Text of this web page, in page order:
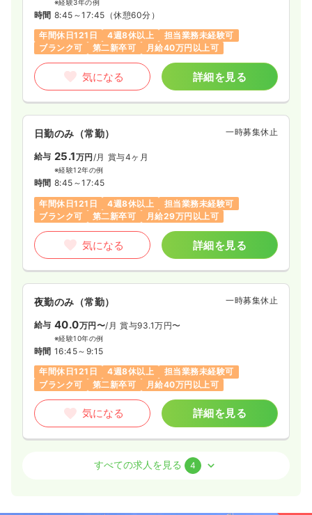
※経験3年の例
時間 8:45～17:45 （休憩60分）
年間休日121日
4週8休以上
担当業務未経験可
ブランク可
第二新卒可 月給40万円以上可
気になる 詳細を見る
日勤のみ（常勤） 一時募集休止
給与 25.1万円/月 賞与4ヶ月
※経験12年の例
時間 8:45～17:45
年間休日121日
4週8休以上
担当業務未経験可
ブランク可
第二新卒可 月給29万円以上可
気になる 詳細を見る
夜勤のみ（常勤） 一時募集休止
給与 40.0万円〜/月 賞与93.1万円〜
※経験10年の例
時間 16:45～9:15
年間休日121日
4週8休以上
担当業務未経験可
ブランク可
第二新卒可 月給40万円以上可
気になる 詳細を見る
オペ室(手術室)正看護師
すべての求人を見る 4